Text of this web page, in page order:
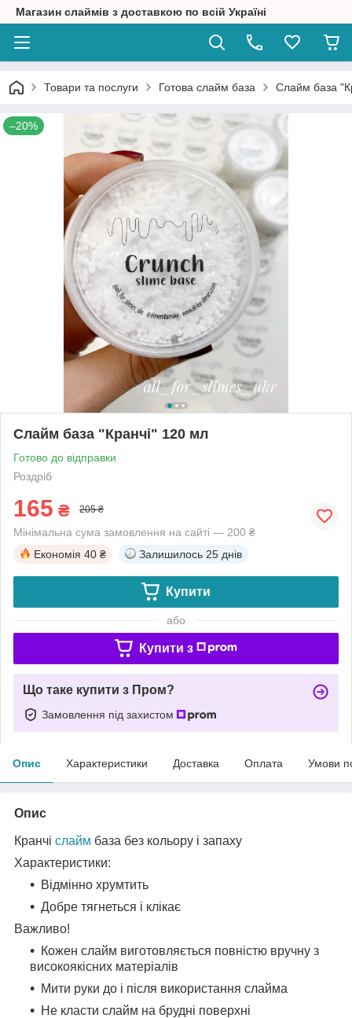
Магазин слаймів з доставкою по всій Україні
Товари та послуги Готова слайм база Слайм база
–20%
Слайм база "Кранчі" 120 мл
Готово до відправки
Роздріб
165 ₴ 205 ₴
Мінімальна сума замовлення на сайті — 200 ₴
Економія 40 ₴ Залишилось 25 днів
Купити
або
Купити з
Що таке купити з Пром?
Замовлення під захистом
Опис Характеристики Доставка Оплата Умови
Опис
Кранчі слайм база без кольору і запаху
Характеристики:
Відмінно хрумтить
Добре тягнеться і клікає
Важливо!
Кожен слайм виготовляється повністю вручну з
високоякісних матеріалів
Мити руки до і після використання слайма
Не класти слайм на брудні поверхні